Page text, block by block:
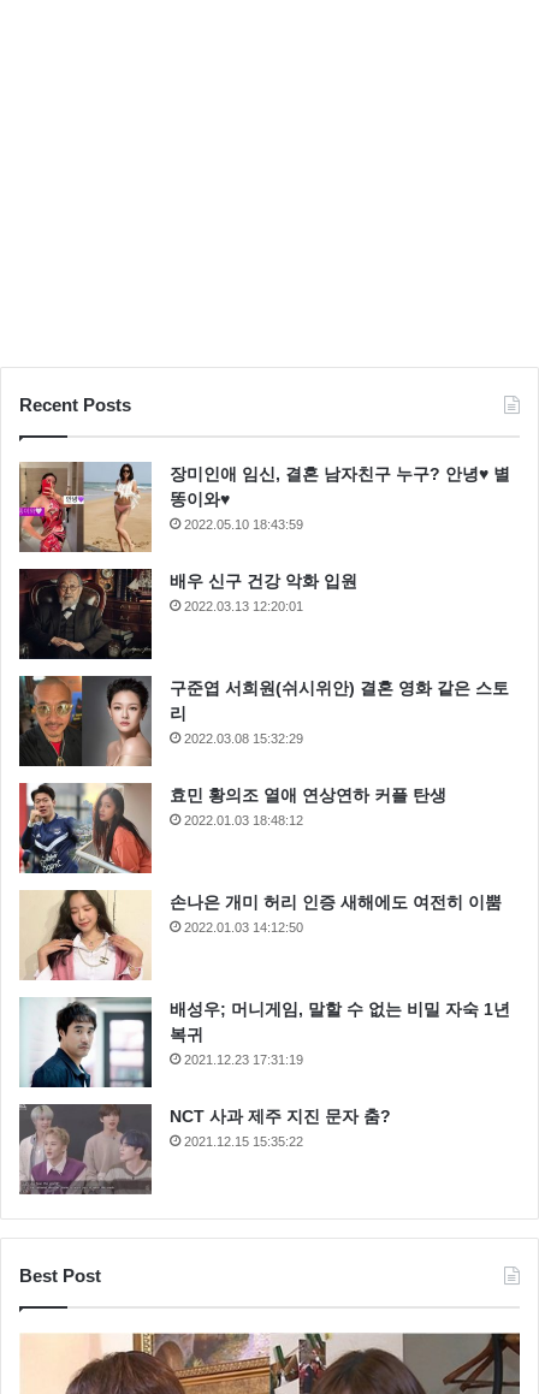
Recent Posts
장미인애 임신, 결혼 남자친구 누구? 안녕♥ 별
똥이와♥
2022.05.10 18:43:59
배우 신구 건강 악화 입원
2022.03.13 12:20:01
구준엽 서희원(쉬시위안) 결혼 영화 같은 스토
리
2022.03.08 15:32:29
효민 황의조 열애 연상연하 커플 탄생
2022.01.03 18:48:12
손나은 개미 허리 인증 새해에도 여전히 이뿜
2022.01.03 14:12:50
배성우; 머니게임, 말할 수 없는 비밀 자숙 1년
복귀
2021.12.23 17:31:19
NCT 사과 제주 지진 문자 춤?
2021.12.15 15:35:22
Best Post